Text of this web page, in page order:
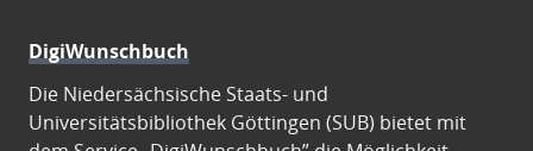
DigiWunschbuch
Die Niedersächsische Staats- und
Universitätsbibliothek Göttingen (SUB) bietet mit